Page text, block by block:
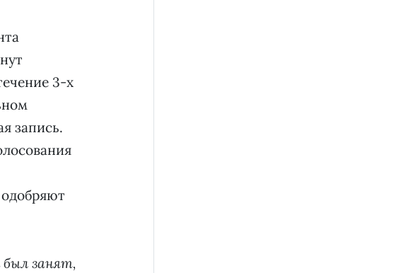
3-х
запись.
был занят,